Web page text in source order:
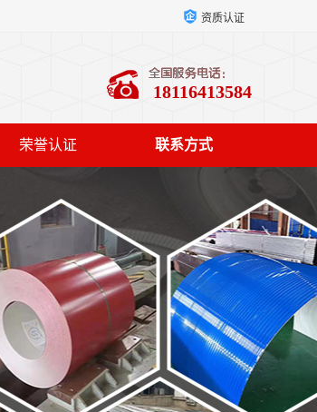
资质认证
18116413584
荣誉认证 联系方式